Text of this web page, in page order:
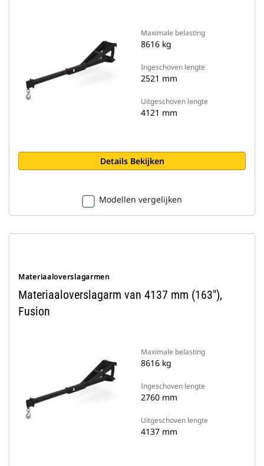
Maximale belasting
8616 kg
Ingeschoven lengte
2521 mm
Uitgeschoven lengte
4121 mm
Details Bekijken
Modellen vergelijken
Materiaaloverslagarmen
Materiaaloverslagarm van 4137 mm (163"),
Fusion
Maximale belasting
8616 kg
Ingeschoven lengte
2760 mm
Uitgeschoven lengte
4137 mm